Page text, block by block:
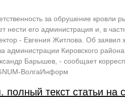
за обрушение кровли
нести его администрация и, в
- Евгения Житлова. Об заявил
администрации Кировского
Барышев, - сообщает
ВолгаИнформ
полный текст статьи на